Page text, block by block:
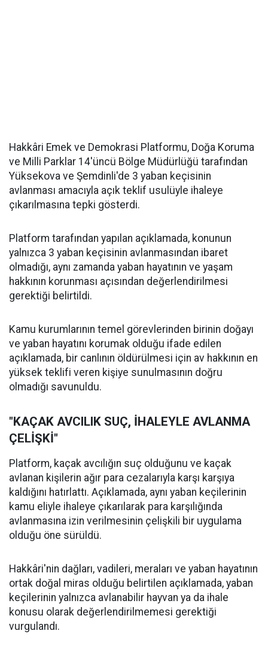
Hakkâri Emek ve Demokrasi Platformu, Doğa Koruma
ve Milli Parklar 14'üncü Bölge Müdürlüğü tarafından
Yüksekova ve Şemdinli'de 3 yaban keçisinin
avlanması amacıyla açık teklif usulüyle ihaleye
çıkarılmasına tepki gösterdi.
Platform tarafından yapılan açıklamada, konunun
yalnızca 3 yaban keçisinin avlanmasından ibaret
olmadığı, aynı zamanda yaban hayatının ve yaşam
hakkının korunması açısından değerlendirilmesi
gerektiği belirtildi.
Kamu kurumlarının temel görevlerinden birinin doğayı
ve yaban hayatını korumak olduğu ifade edilen
açıklamada, bir canlının öldürülmesi için av hakkının en
yüksek teklifi veren kişiye sunulmasının doğru
olmadığı savunuldu.
"KAÇAK AVCILIK SUÇ, İHALEYLE AVLANMA
ÇELİŞKİ"
Platform, kaçak avcılığın suç olduğunu ve kaçak
avlanan kişilerin ağır para cezalarıyla karşı karşıya
kaldığını hatırlattı. Açıklamada, aynı yaban keçilerinin
kamu eliyle ihaleye çıkarılarak para karşılığında
avlanmasına izin verilmesinin çelişkili bir uygulama
olduğu öne sürüldü.
Hakkâri'nin dağları, vadileri, meraları ve yaban hayatının
ortak doğal miras olduğu belirtilen açıklamada, yaban
keçilerinin yalnızca avlanabilir hayvan ya da ihale
konusu olarak değerlendirilmemesi gerektiği
vurgulandı.